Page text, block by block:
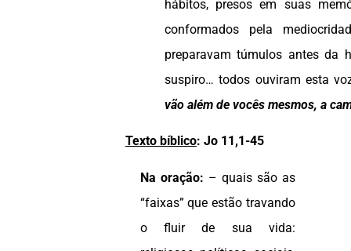
hábitos, presos em suas
conformados pela
preparavam túmulos antes da
suspiro… todos ouviram esta
vão além de vocês mesmos, a
Texto bíblico: Jo 11,1-45
Na oração: – quais são as
“faixas” que estão travando
o fluir de sua vida: